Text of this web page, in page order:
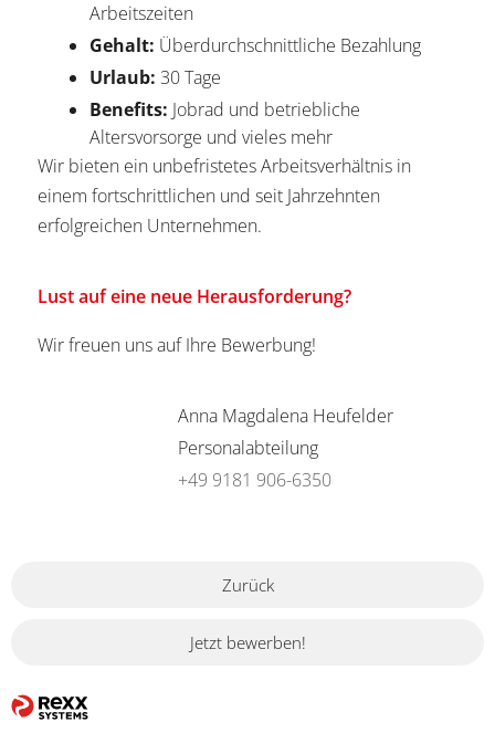
Arbeitszeiten
Gehalt: Überdurchschnittliche Bezahlung
Urlaub: 30 Tage
Benefits: Jobrad und betriebliche
Altersvorsorge und vieles mehr
Wir bieten ein unbefristetes Arbeitsverhältnis in
einem fortschrittlichen und seit Jahrzehnten
erfolgreichen Unternehmen.
Lust auf eine neue Herausforderung?
Wir freuen uns auf Ihre Bewerbung!
Anna Magdalena Heufelder
Personalabteilung
+49 9181 906-6350
Zurück
Jetzt bewerben!